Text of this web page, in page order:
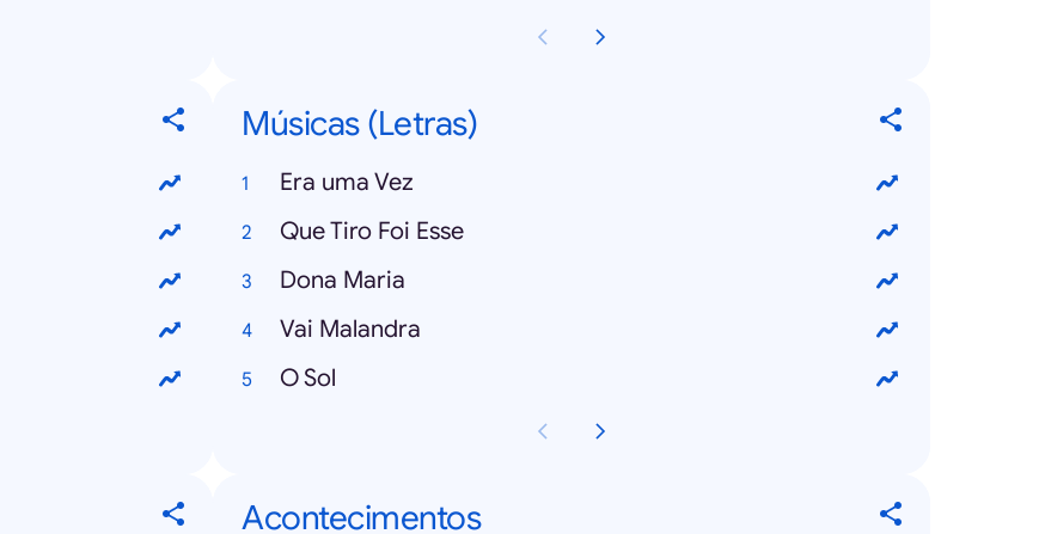
Músicas (Letras)
Era uma Vez
Que Tiro Foi Esse
Dona Maria
Vai Malandra
O Sol
Acontecimentos